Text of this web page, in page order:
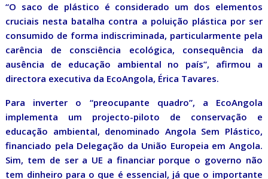
“O saco de plástico é considerado um dos elementos
cruciais nesta batalha contra a poluição plástica por ser
consumido de forma indiscriminada, particularmente pela
carência de consciência ecológica, consequência da
ausência de educação ambiental no país”, afirmou a
directora executiva da EcoAngola, Érica Tavares.
Para inverter o “preocupante quadro”, a EcoAngola
implementa um projecto-piloto de conservação e
educação ambiental, denominado Angola Sem Plástico,
financiado pela Delegação da União Europeia em Angola.
Sim, tem de ser a UE a financiar porque o governo não
tem dinheiro para o que é essencial, já que o importante